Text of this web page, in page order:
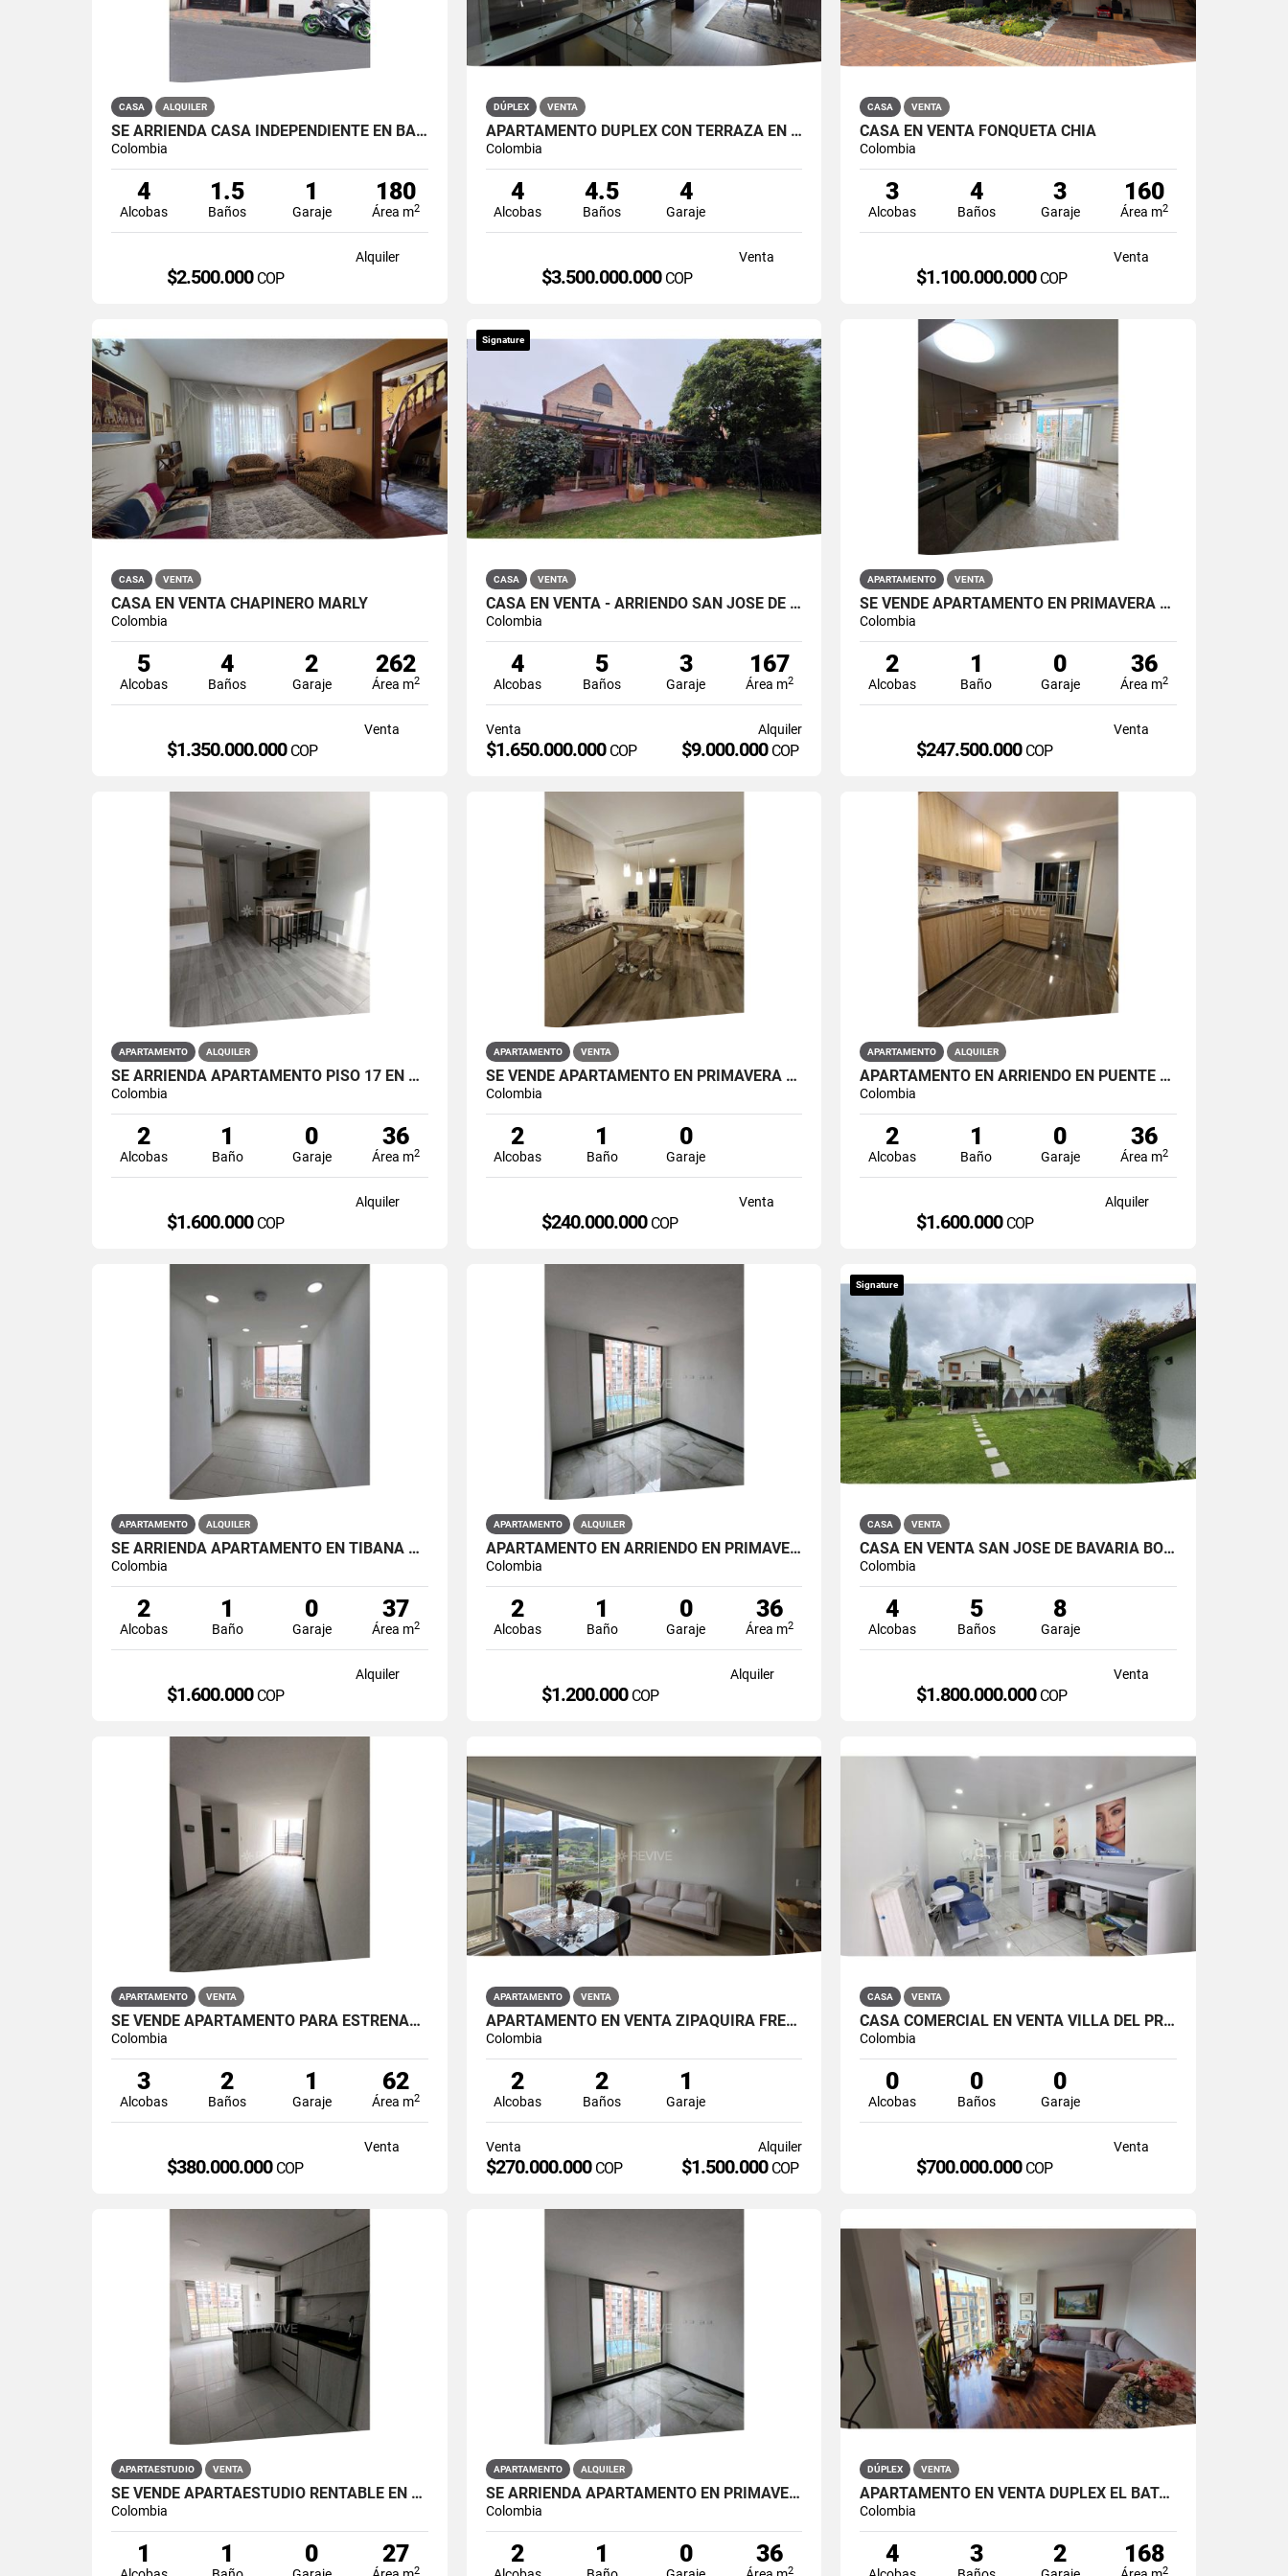
CASA ALQUILER
SE ARRIENDA CASA INDEPENDIENTE EN BARRIO QUIROGA SUR
Colombia
4
Alcobas
1.5
Baños
1
Garaje
180
Área m2
Alquiler
$2.500.000 COP
DÚPLEX VENTA
APARTAMENTO DÚPLEX CON TERRAZA EN VENTA BELLA SUIZA USAQUÉN BOGOTÁ
Colombia
4
Alcobas
4.5
Baños
4
Garaje
Venta
$3.500.000.000 COP
CASA VENTA
CASA EN VENTA FONQUETÁ CHÍA
Colombia
3
Alcobas
4
Baños
3
Garaje
160
Área m2
Venta
$1.100.000.000 COP
CASA VENTA
CASA EN VENTA CHAPINERO MARLY
Colombia
5
Alcobas
4
Baños
2
Garaje
262
Área m2
Venta
$1.350.000.000 COP
Signature
CASA VENTA
CASA EN VENTA - ARRIENDO SAN JOSÉ DE BAVARIA
Colombia
4
Alcobas
5
Baños
3
Garaje
167
Área m2
Venta
$1.650.000.000 COP
Alquiler
$9.000.000 COP
APARTAMENTO VENTA
SE VENDE APARTAMENTO EN PRIMAVERA PUENTE ARANDA
Colombia
2
Alcobas
1
Baño
0
Garaje
36
Área m2
Venta
$247.500.000 COP
APARTAMENTO ALQUILER
SE ARRIENDA APARTAMENTO PISO 17 EN PRIMAVERA 6-39 PUENTE ARANDA
Colombia
2
Alcobas
1
Baño
0
Garaje
36
Área m2
Alquiler
$1.600.000 COP
APARTAMENTO VENTA
SE VENDE APARTAMENTO EN PRIMAVERA 6-39 ET 2 PUENTE ARANDA
Colombia
2
Alcobas
1
Baño
0
Garaje
Venta
$240.000.000 COP
APARTAMENTO ALQUILER
APARTAMENTO EN ARRIENDO EN PUENTE ARANDA PRIMAVERA 6-39
Colombia
2
Alcobas
1
Baño
0
Garaje
36
Área m2
Alquiler
$1.600.000 COP
APARTAMENTO ALQUILER
SE ARRIENDA APARTAMENTO EN TIBANA OUENTE ARANDA CONJUNTO OPORTO
Colombia
2
Alcobas
1
Baño
0
Garaje
37
Área m2
Alquiler
$1.600.000 COP
APARTAMENTO ALQUILER
APARTAMENTO EN ARRIENDO EN PRIMAVERA PUENTE ARANDA PRIMAVERA 6-39 ET 2
Colombia
2
Alcobas
1
Baño
0
Garaje
36
Área m2
Alquiler
$1.200.000 COP
Signature
CASA VENTA
CASA EN VENTA SAN JOSÉ DE BAVARIA BOGOTÁ
Colombia
4
Alcobas
5
Baños
8
Garaje
Venta
$1.800.000.000 COP
APARTAMENTO VENTA
SE VENDE APARTAMENTO PARA ESTRENAR EN RESTREPO ANTONIO NARIÑO
Colombia
3
Alcobas
2
Baños
1
Garaje
62
Área m2
Venta
$380.000.000 COP
APARTAMENTO VENTA
APARTAMENTO EN VENTA ZIPAQUIRÁ FRENTE A LA UNIMINUTO
Colombia
2
Alcobas
2
Baños
1
Garaje
Venta
$270.000.000 COP
Alquiler
$1.500.000 COP
CASA VENTA
CASA COMERCIAL EN VENTA VILLA DEL PRADO BOGOTÁ NORTE
Colombia
0
Alcobas
0
Baños
0
Garaje
Venta
$700.000.000 COP
APARTAESTUDIO VENTA
SE VENDE APARTAESTUDIO RENTABLE EN PRIMAVERA 6-39 ET 2
Colombia
1 1 0 27
2
APARTAMENTO ALQUILER
SE ARRIENDA APARTAMENTO EN PRIMAVERA 6-39 ET 2 PISO 3 PARS ESTRENAR
Colombia
2 1 0 36
2
DÚPLEX VENTA
APARTAMENTO EN VENTA DÚPLEX EL BATÁN
Colombia
4 3 2 168
2